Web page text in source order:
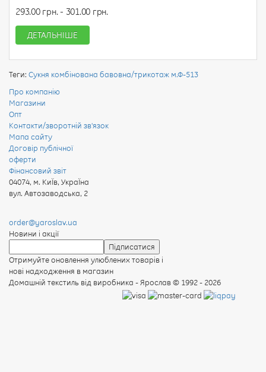
293.00 грн. - 301.00 грн.
ДЕТАЛЬНІШЕ
Теги: Сукня комбінована бавовна/трикотаж м.Ф-513
Про компанію
Магазини
Опт
Контакти/зворотній зв'язок
Мапа сайту
Договір публічної
оферти
Фінансовий звіт
04074, м. КиЇв, УкраЇна
вул. Автозаводська, 2
order@yaroslav.ua
Новини і акції
Отримуйте оновлення улюблених товарів і
нові надходження в магазин
Домашній текстиль від виробника - Ярослав© 1992 - 2026